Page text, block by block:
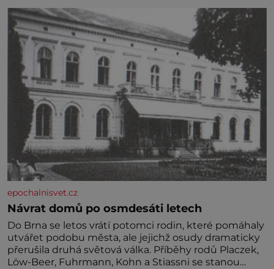
jednoduchost, měkkost a bezpečí, proto by pokoj
miminka měl působit především klidně a útulně.
Předškolní věk je
epochalnisvet.cz
Návrat domů po osmdesáti letech
Do Brna se letos vrátí potomci rodin, které pomáhaly
utvářet podobu města, ale jejichž osudy dramaticky
přerušila druhá světová válka. Příběhy rodů Placzek,
Löw-Beer, Fuhrmann, Kohn a Stiassni se stanou